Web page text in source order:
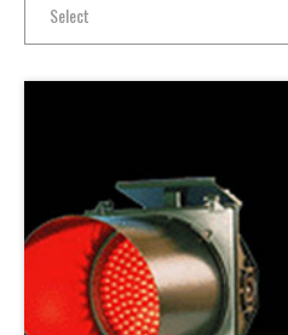
Select
常見問
聯絡